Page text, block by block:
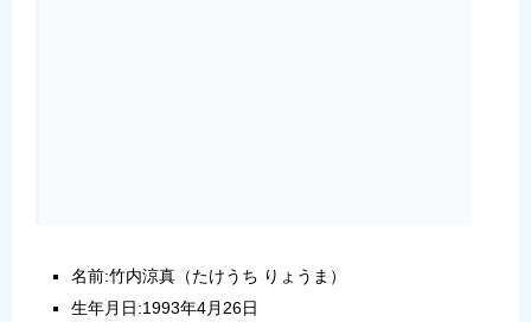
名前:竹内涼真（たけうち りょうま）
生年月日:1993年4月26日